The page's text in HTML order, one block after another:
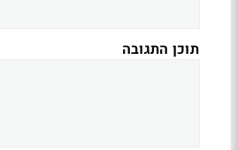
תוכן התגובה